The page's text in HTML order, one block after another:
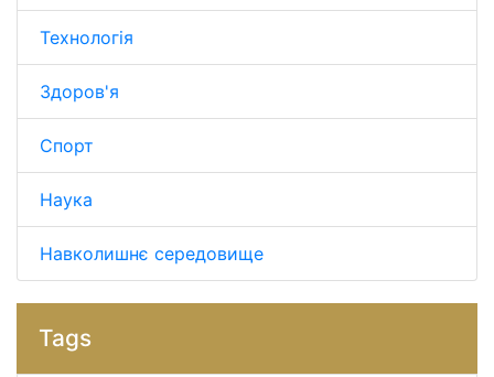
Технологія
Здоров'я
Спорт
Наука
Навколишнє середовище
Tags